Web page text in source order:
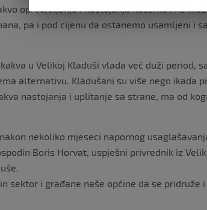
opredjeljenje i nastojanja nećemo i ne
pa i pod cijenu da ostanemo usamljeni i
u Velikoj Kladuši vlada već duži period,
alternativu. Kladušani su više nego ikada
nastojanja i uplitanje sa strane, ma od
nekoliko mjeseci napornog
Boris Horvat, uspješni privrednik iz
sektor i građane naše općine da se pridruže